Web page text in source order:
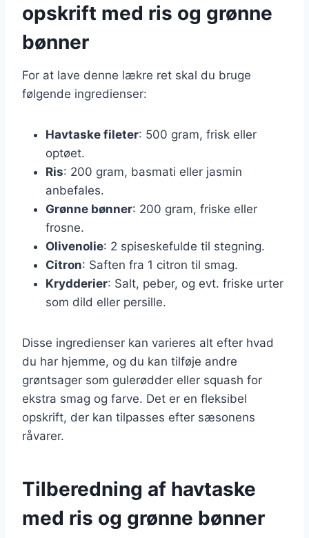
opskrift med ris og grønne
bønner
For at lave denne lækre ret skal du bruge
følgende ingredienser:
Havtaske fileter: 500 gram, frisk eller
optøet.
Ris: 200 gram, basmati eller jasmin
anbefales.
Grønne bønner: 200 gram, friske eller
frosne.
Olivenolie: 2 spiseskefulde til stegning.
Citron: Saften fra 1 citron til smag.
Krydderier: Salt, peber, og evt. friske urter
som dild eller persille.
Disse ingredienser kan varieres alt efter hvad
du har hjemme, og du kan tilføje andre
grøntsager som gulerødder eller squash for
ekstra smag og farve. Det er en fleksibel
opskrift, der kan tilpasses efter sæsonens
råvarer.
Tilberedning af havtaske
med ris og grønne bønner